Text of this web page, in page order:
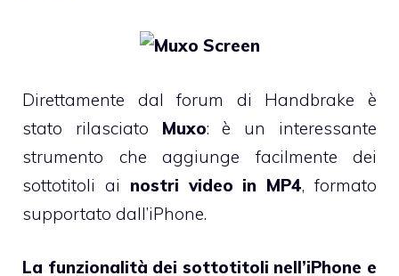
Direttamente dal forum di Handbrake è
stato rilasciato Muxo: è un interessante
strumento che aggiunge facilmente dei
sottotitoli ai nostri video in MP4, formato
supportato dall’iPhone.
La funzionalità dei sottotitoli nell’iPhone e